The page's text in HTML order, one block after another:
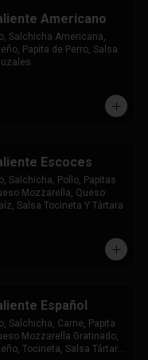
Americano
Salchicha Americana,
Papita de Perro, Salsa
Escoces
Salchicha, Pollo, Papitas
Mozzarella, Queso
Salsa Tocineta Y Tártara
Español
Salchicha, Carne, Papita
Mozzarella Gratinado,
Tocineta, Salsa Tártara